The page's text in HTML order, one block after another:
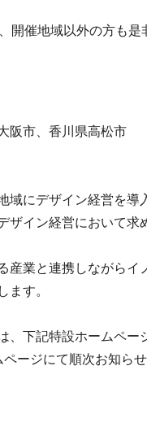
催地域以外の方も是
阪市、香川県高松市
にデザイン経営を
イン経営において
業と連携しながら
ます。
下記特設ホームペー
ージにて順次お知らせ